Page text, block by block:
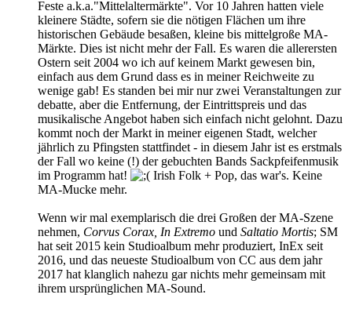
Feste a.k.a."Mittelaltermärkte". Vor 10 Jahren hatten viele
kleinere Städte, sofern sie die nötigen Flächen um ihre
historischen Gebäude besaßen, kleine bis mittelgroße MA-
Märkte. Dies ist nicht mehr der Fall. Es waren die allerersten
Ostern seit 2004 wo ich auf keinem Markt gewesen bin,
einfach aus dem Grund dass es in meiner Reichweite zu
wenige gab! Es standen bei mir nur zwei Veranstaltungen zur
debatte, aber die Entfernung, der Eintrittspreis und das
musikalische Angebot haben sich einfach nicht gelohnt. Dazu
kommt noch der Markt in meiner eigenen Stadt, welcher
jährlich zu Pfingsten stattfindet - in diesem Jahr ist es erstmals
der Fall wo keine (!) der gebuchten Bands Sackpfeifenmusik
im Programm hat!
Irish Folk + Pop, das war's. Keine
MA-Mucke mehr.
Wenn wir mal exemplarisch die drei Großen der MA-Szene
nehmen, Corvus Corax, In Extremo und Saltatio Mortis; SM
hat seit 2015 kein Studioalbum mehr produziert, InEx seit
2016, und das neueste Studioalbum von CC aus dem jahr
2017 hat klanglich nahezu gar nichts mehr gemeinsam mit
ihrem ursprünglichen MA-Sound.